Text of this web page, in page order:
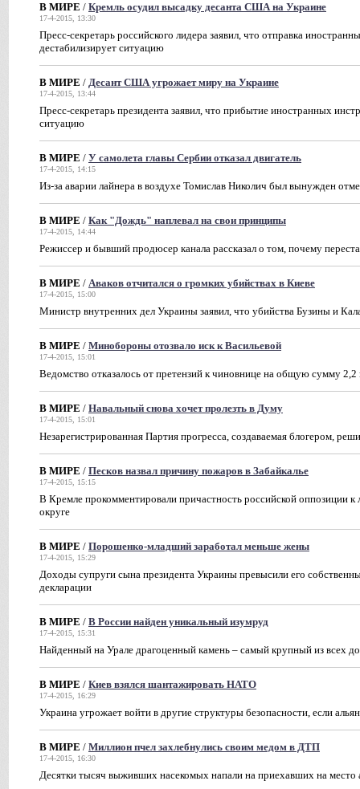
В МИРЕ / Кремль осудил высадку десанта США на Украине
17-4-2015, 13:30
Пресс-секретарь российского лидера заявил, что отправка
дестабилизирует ситуацию
В МИРЕ / Десант США угрожает миру на Украине
17-4-2015, 13:44
Пресс-секретарь президента заявил, что прибытие иностранных
ситуацию
В МИРЕ / У самолета главы Сербии отказал двигатель
17-4-2015, 14:15
Из-за аварии лайнера в воздухе Томислав Николич был вынужден
В МИРЕ / Как "Дождь" наплевал на свои принципы
17-4-2015, 14:44
Режиссер и бывший продюсер канала рассказал о том, почему
В МИРЕ / Аваков отчитался о громких убийствах в Киеве
17-4-2015, 15:00
Министр внутренних дел Украины заявил, что убийства Бузины и
В МИРЕ / Минобороны отозвало иск к Васильевой
17-4-2015, 15:01
Ведомство отказалось от претензий к чиновнице на общую сумму 2,2
В МИРЕ / Навальный снова хочет пролезть в Думу
17-4-2015, 15:01
Незарегистрированная Партия прогресса, создаваемая блогером,
В МИРЕ / Песков назвал причину пожаров в Забайкалье
17-4-2015, 15:15
В Кремле прокомментировали причастность российской оппозиции
округе
В МИРЕ / Порошенко-младший заработал меньше жены
17-4-2015, 15:29
Доходы супруги сына президента Украины превысили его
декларации
В МИРЕ / В России найден уникальный изумруд
17-4-2015, 15:31
Найденный на Урале драгоценный камень – самый крупный из всех
В МИРЕ / Киев взялся шантажировать НАТО
17-4-2015, 16:29
Украина угрожает войти в другие структуры безопасности, если
В МИРЕ / Миллион пчел захлебнулись своим медом в ДТП
17-4-2015, 16:30
Десятки тысяч выживших насекомых напали на приехавших на место